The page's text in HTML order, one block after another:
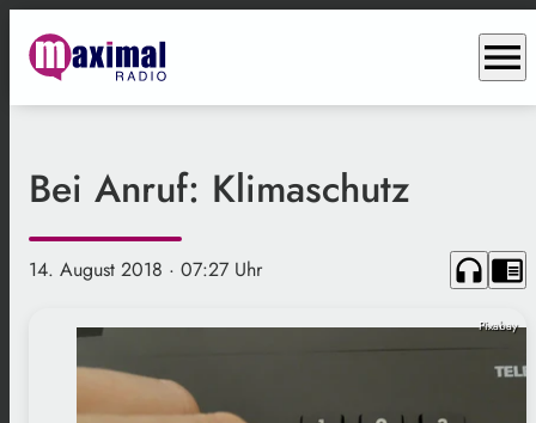
menu
Bei Anruf: Klimaschutz
14. August 2018 · 07:27 Uhr headphones chrome_reader_mode
Pixabay